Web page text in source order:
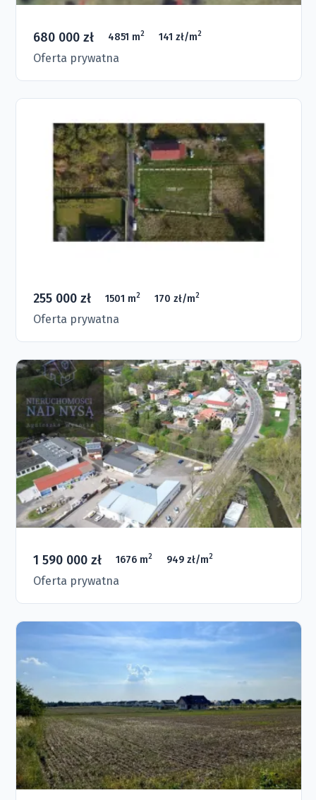
680 000 zł 4851 m2 141 zł/m2
Oferta prywatna
255 000 zł 1501 m2 170 zł/m2
Oferta prywatna
1 590 000 zł 1676 m2 949 zł/m2
Oferta prywatna